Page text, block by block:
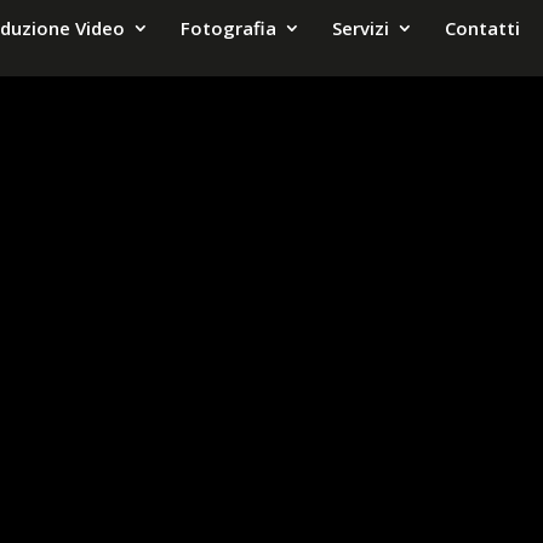
Video Fotografia Servizi Contatti